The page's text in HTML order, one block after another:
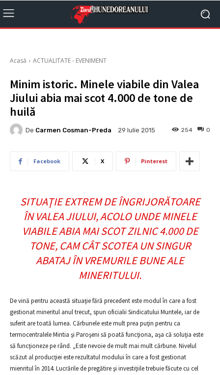
Acasă ACTUALITATE - EVENIMENT
Minim istoric. Minele viabile din Valea
Jiului abia mai scot 4.000 de tone de
huilă
De Carmen Cosman-Preda 29 Iulie 2015 0
254
Facebook X Pinterest
SITUAŢIE EXTREM DE ÎNGRIJORĂTOARE
ÎN VALEA JIULUI, ACOLO UNDE MINELE
VIABILE ABIA MAI SCOT ZILNIC 4.000 DE
TONE, CAM CÂT SCOTEA UN SINGUR
ABATAJ ÎN VREMURILE BUNE ALE
MINERITULUI.
De vină pentru această situaţie fără precedent este modul în care a fost
gestionat mineritul anul trecut, spun oficialii Sindicatului Muntele, iar de
suferit are toată lumea. Cărbunele este mult prea puţin pentru ca
termocentralele Mintia şi Paroşeni să poată funcţiona, aşa că soluţia este
să funcţioneze pe rând. „Este nevoie de mult mai mult cărbune. Nivelul
scăzut al producţiei este rezultatul modului în care a fost gestionat
mienritul în 2014. Lucrările de pregătire şi investiţiile trebuie făcute cu cel